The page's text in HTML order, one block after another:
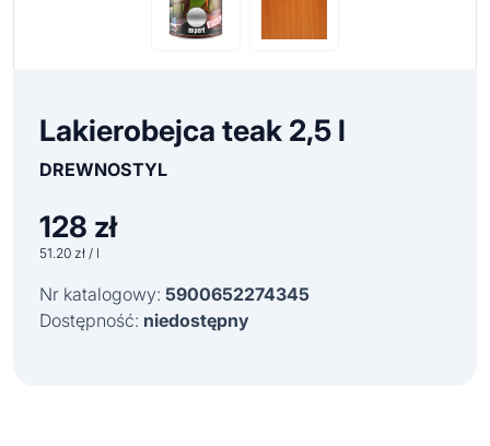
Lakierobejca teak 2,5 l
DREWNOSTYL
128 zł
51.20 zł / l
Nr katalogowy: 5900652274345
Dostępność: niedostępny